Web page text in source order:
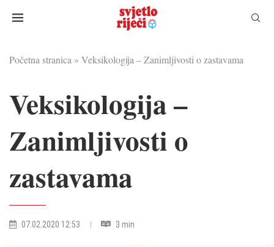
Početna stranica » Veksikologija – Zanimljivosti o zastavama
Veksikologija –
Zanimljivosti o
zastavama
07.02.2020 12:53 3 min